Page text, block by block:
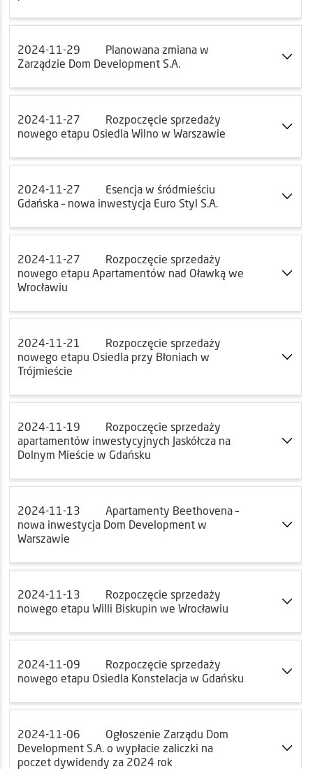
2024-11-29
Planowana zmiana w
Zarządzie Dom Development S.A.
2024-11-27
Rozpoczęcie sprzedaży
nowego etapu Osiedla Wilno w Warszawie
2024-11-27
Esencja w śródmieściu
Gdańska – nowa inwestycja Euro Styl S.A.
2024-11-27
Rozpoczęcie sprzedaży
nowego etapu Apartamentów nad Oławką we
Wrocławiu
2024-11-21
Rozpoczęcie sprzedaży
nowego etapu Osiedla przy Błoniach w
Trójmieście
2024-11-19
Rozpoczęcie sprzedaży
apartamentów inwestycyjnych Jaskółcza na
Dolnym Mieście w Gdańsku
2024-11-13
Apartamenty Beethovena –
nowa inwestycja Dom Development w
Warszawie
2024-11-13
Rozpoczęcie sprzedaży
nowego etapu Willi Biskupin we Wrocławiu
2024-11-09
Rozpoczęcie sprzedaży
nowego etapu Osiedla Konstelacja w Gdańsku
2024-11-06
Ogłoszenie Zarządu Dom
Development S.A. o wypłacie zaliczki na
poczet dywidendy za 2024 rok